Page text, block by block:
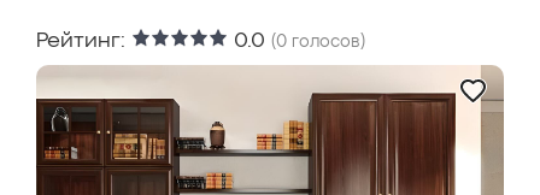
Рейтинг: 0.0 (0 голосов)